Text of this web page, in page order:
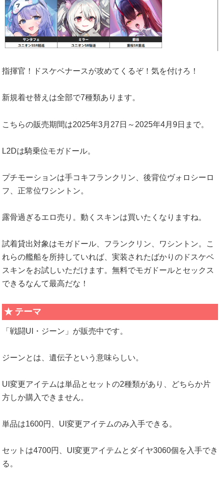
指揮官！ドスケベナースが攻めてくるぞ！気を付けろ！
新規着せ替えは全部で7種類あります。
こちらの販売期間は2025年3月27日～2025年4月9日まで。
L2Dは騎乗位モガドール。
プチモーションは手コキフランクリン、後背位ヴォロシーロ
フ、正常位ワシントン。
露骨過ぎるエロ売り。動くスキンは買いたくなりますね。
試着貸出対象はモガドール、フランクリン、ワシントン。こ
れらの艦船を所持していれば、実装されたばかりのドスケベ
スキンをお試しいただけます。無料でモガドールとセックス
できるなんて最高だな！
テーマ
「戦闘UI・ジーン」が販売中です。
ジーンとは、遺伝子という意味らしい。
UI変更アイテムは単品とセットの2種類があり、どちらか片
方しか購入できません。
単品は1600円、UI変更アイテムのみ入手できる。
セットは4700円、UI変更アイテムとダイヤ3060個を入手でき
る。